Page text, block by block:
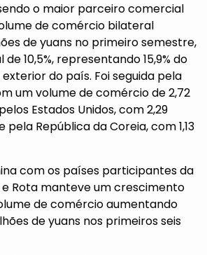
o maior parceiro comercial
de comércio bilateral
de yuans no primeiro semestre,
10,5%, representando 15,9% do
do país. Foi seguida pela
um volume de comércio de 2,72
Estados Unidos, com 2,29
pela República da Coreia, com 1,13
com os países participantes da
Rota manteve um crescimento
de comércio aumentando
de yuans nos primeiros seis